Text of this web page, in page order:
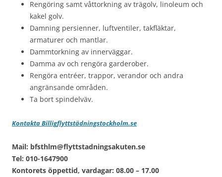
Rengöring samt våttorkning av trägolv, linoleum och
kakel golv.
Damning persienner, luftventiler, takfläktar,
armaturer och mantlar.
Dammtorkning av innerväggar.
Damma av och rengöra garderober.
Rengöra entréer, trappor, verandor och andra
angränsande områden.
Ta bort spindelväv.
Kontakta Billigflyttstädningstockholm.se
Mail: bfsthlm@flyttstadningsakuten.se
Tel: 010-1647900
Kontorets öppettid, vardagar: 08.00 – 17.00